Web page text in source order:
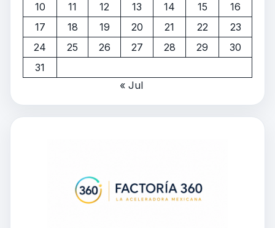
10
11 12 13 14 15
16
17
18 19 20 21 22
23
24
25 26 27 28 29
30
31
« Jul